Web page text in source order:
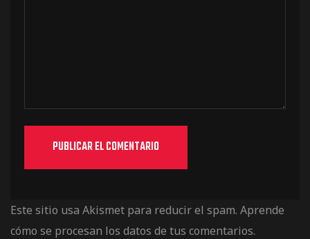
Este sitio usa Akismet para reducir el spam. Aprende
cómo se procesan los datos de tus comentarios.